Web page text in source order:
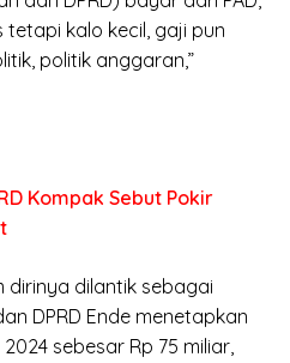
tetapi kalo kecil, gaji pun
politik anggaran,”
Kompak Sebut Pokir
dirinya dilantik sebagai
DPRD Ende menetapkan
sebesar Rp 75 miliar,